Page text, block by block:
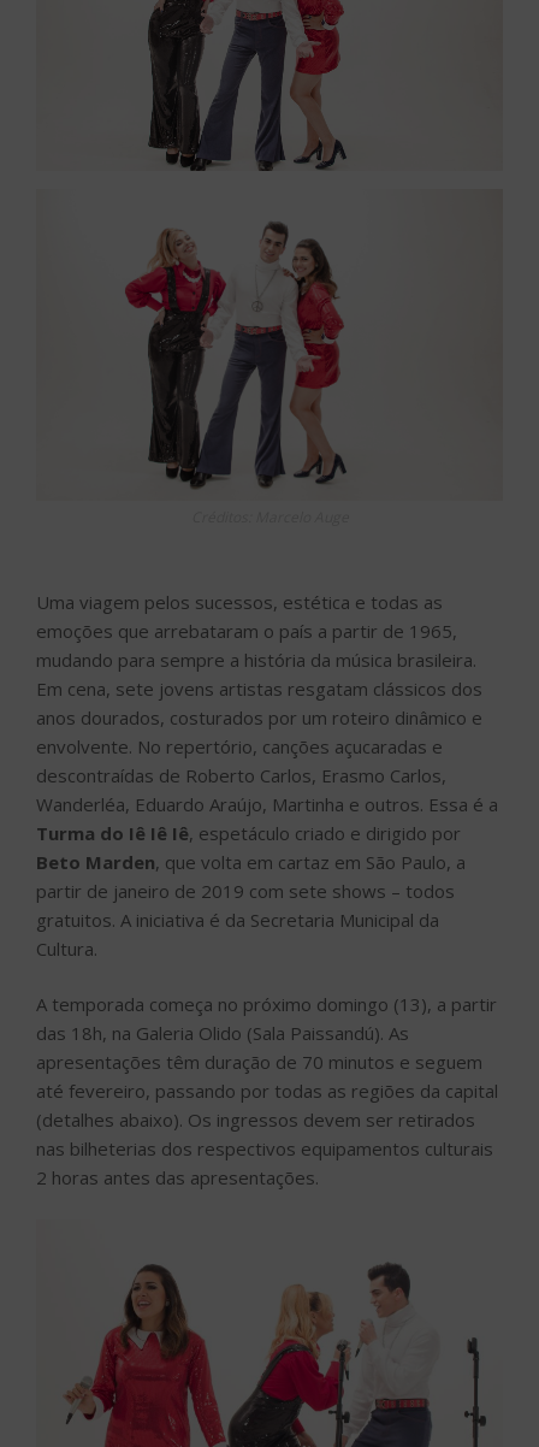
Uma viagem pelos sucessos, estética e todas as
emoções que arrebataram o país a partir de 1965,
mudando para sempre a história da música brasileira.
Em cena, sete jovens artistas resgatam clássicos dos
anos dourados, costurados por um roteiro dinâmico e
envolvente. No repertório, canções açucaradas e
descontraídas de Roberto Carlos, Erasmo Carlos,
Wanderléa, Eduardo Araújo, Martinha e outros. Essa é a
Turma do Iê Iê Iê, espetáculo criado e dirigido por
Beto Marden, que volta em cartaz em São Paulo, a
partir de janeiro de 2019 com sete shows – todos
gratuitos. A iniciativa é da Secretaria Municipal da
Cultura.
A temporada começa no próximo domingo (13), a partir
das 18h, na Galeria Olido (Sala Paissandú). As
apresentações têm duração de 70 minutos e seguem
até fevereiro, passando por todas as regiões da capital
(detalhes abaixo). Os ingressos devem ser retirados
nas bilheterias dos respectivos equipamentos culturais
2 horas antes das apresentações.